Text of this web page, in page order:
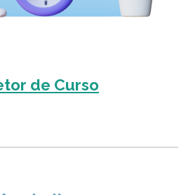
de Curso